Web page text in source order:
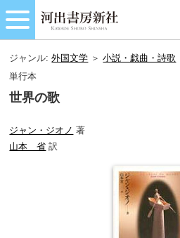
ジャンル:外国文学 ＞小説・戯曲・詩歌
単行本
世界の歌
ジャン・ジオノ 著
山本 省 訳